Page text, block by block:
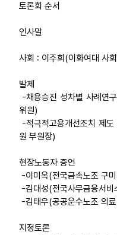
토론회 순서
인사말
사회 : 이주희(이화여대 사
발제
-채용승진 성차별 사례연
위원)
-적극적고용개선조치 제
원 부원장)
현장노동자 증언
-이미옥(전국금속노조 구
-김대성(전국사무금융서
-김태우(공공운수노조 의
지정토론